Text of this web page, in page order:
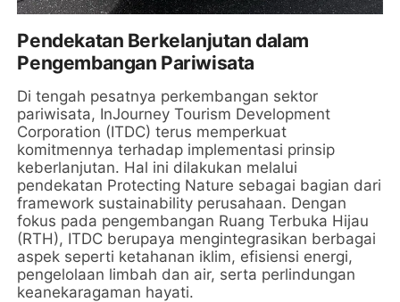
Pendekatan Berkelanjutan dalam
Pengembangan Pariwisata
Di tengah pesatnya perkembangan sektor
pariwisata, InJourney Tourism Development
Corporation (ITDC) terus memperkuat
komitmennya terhadap implementasi prinsip
keberlanjutan. Hal ini dilakukan melalui
pendekatan Protecting Nature sebagai bagian dari
framework sustainability perusahaan. Dengan
fokus pada pengembangan Ruang Terbuka Hijau
(RTH), ITDC berupaya mengintegrasikan berbagai
aspek seperti ketahanan iklim, efisiensi energi,
pengelolaan limbah dan air, serta perlindungan
keanekaragaman hayati.